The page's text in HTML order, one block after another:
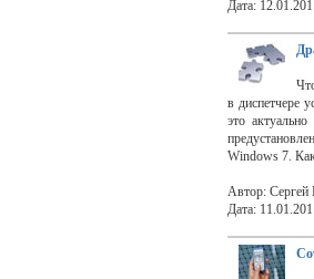
Дата:
в диспетчере
это
Windows 7. Как
Автор:
Дата: